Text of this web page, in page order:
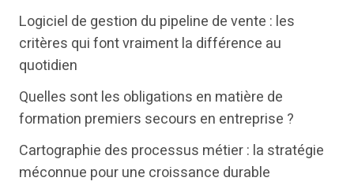
t
t
e
b
o
k
e
i
n
Logiciel de gestion du pipeline de vente : les
critères qui font vraiment la différence au
quotidien
Quelles sont les obligations en matière de
formation premiers secours en entreprise ?
Cartographie des processus métier : la stratégie
méconnue pour une croissance durable